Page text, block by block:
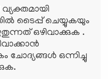
ടൈപ്പ് ചെയ്യുകയും
ഒഴിവാക്കുക .
ചോദ്യങ്ങള്‍ ഒന്നിച്ചു